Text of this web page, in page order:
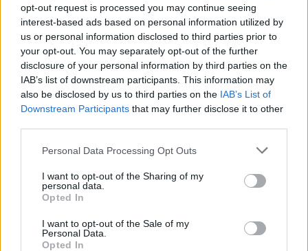
opt-out request is processed you may continue seeing
interest-based ads based on personal information utilized by
us or personal information disclosed to third parties prior to
your opt-out. You may separately opt-out of the further
disclosure of your personal information by third parties on the
IAB’s list of downstream participants. This information may
also be disclosed by us to third parties on the IAB’s List of
Downstream Participants that may further disclose it to other
Please note that this website/app uses one or more Google
not limited to your visit or usage behaviour. You may click to
grant or deny consent to Google and its third-party tags to
use your data for below specified purposes in below Google
consent section.
Personal Data Processing Opt Outs
I want to opt-out of the Sharing of my
personal data.
Opted In
I want to opt-out of the Sale of my
Personal Data.
Opted In
„A magas savtartalmú ételek és italok - ezek közé
tartozik a kávé is - demineralizálják a fogakat, vagy
puhítják a fogzománcot. Ha fogyasztásuk után
bármit teszünk a fogainkkal - beleértve a fogmosást
és a fogselyem használatát is -, miközben a zománc
puha, az károsíthatja a fogakat, érzékenységet
okozhat és fogszuvasodáshoz vezethet"-mondja,
Dr. Sharon Huang New York-i fogorvos.
A szakember azonban felhívja a figyelmet arra,
hogy a reggeli kávé előtti fogmosás viszont nagyon
is fontos!A lepedék és a baktériumok ugyanis
összegyűlnek a fogakon, amelyeket a kávé
elszínezhet, így sárgábbnak tűnhetnek.